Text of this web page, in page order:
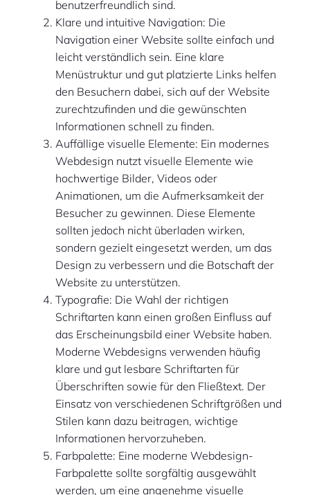
benutzerfreundlich sind.
Klare und intuitive Navigation: Die
Navigation einer Website sollte einfach und
leicht verständlich sein. Eine klare
Menüstruktur und gut platzierte Links helfen
den Besuchern dabei, sich auf der Website
zurechtzufinden und die gewünschten
Informationen schnell zu finden.
Auffällige visuelle Elemente: Ein modernes
Webdesign nutzt visuelle Elemente wie
hochwertige Bilder, Videos oder
Animationen, um die Aufmerksamkeit der
Besucher zu gewinnen. Diese Elemente
sollten jedoch nicht überladen wirken,
sondern gezielt eingesetzt werden, um das
Design zu verbessern und die Botschaft der
Website zu unterstützen.
Typografie: Die Wahl der richtigen
Schriftarten kann einen großen Einfluss auf
das Erscheinungsbild einer Website haben.
Moderne Webdesigns verwenden häufig
klare und gut lesbare Schriftarten für
Überschriften sowie für den Fließtext. Der
Einsatz von verschiedenen Schriftgrößen und
Stilen kann dazu beitragen, wichtige
Informationen hervorzuheben.
Farbpalette: Eine moderne Webdesign-
Farbpalette sollte sorgfältig ausgewählt
werden, um eine angenehme visuelle